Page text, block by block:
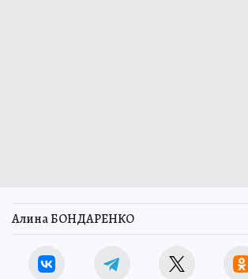
Алина БОНДАРЕНКО